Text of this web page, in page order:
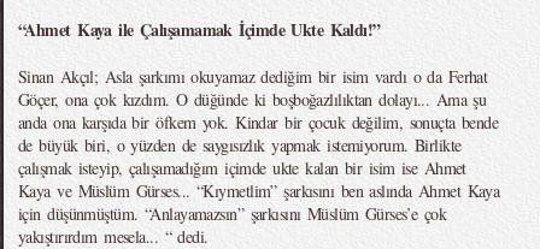
“Ahmet Kaya ile Çalışamamak İçimde Ukte Kaldı!”
Sinan Akçıl; Asla şarkımı okuyamaz dediğim bir isim vardı o da Ferhat
Göçer, ona çok kızdım. O düğünde ki boşboğazlılıktan dolayı... Ama şu
anda ona karşıda bir öfkem yok. Kindar bir çocuk değilim, sonuçta bende
de büyük biri, o yüzden de saygısızlık yapmak istemiyorum. Birlikte
çalışmak isteyip, çalışamadığım içimde ukte kalan bir isim ise Ahmet
Kaya ve Müslüm Gürses... “Kıymetlim” şarkısını ben aslında Ahmet Kaya
için düşünmüştüm. “Anlayamazsın” şarkısını Müslüm Gürses’e çok
yakıştırırdım mesela... “ dedi.